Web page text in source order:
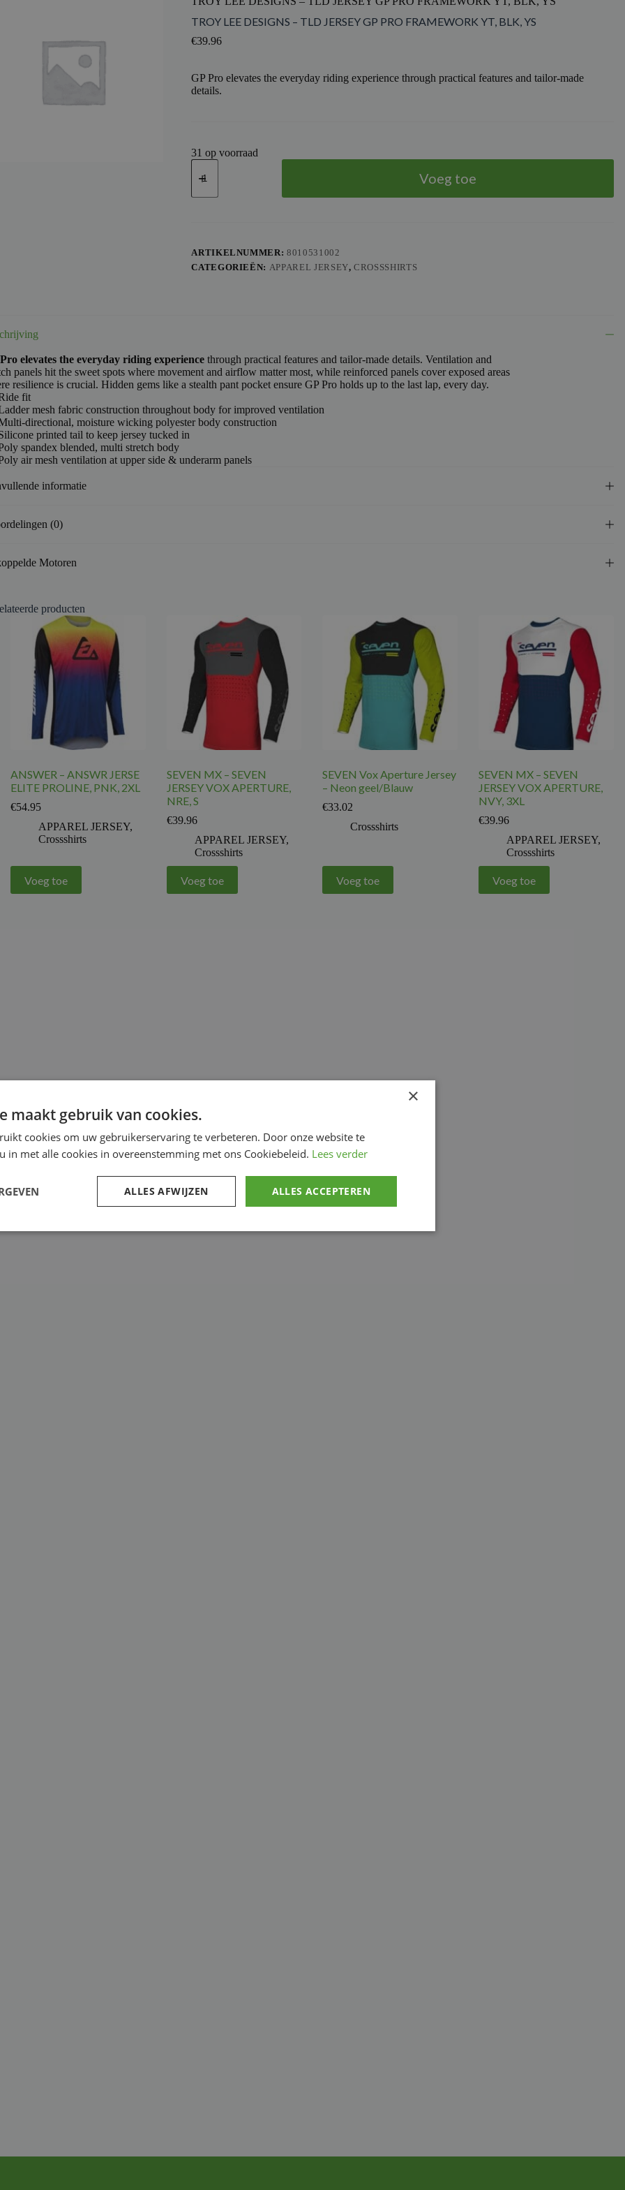
TROY LEE DESIGNS – TLD JERSEY GP PRO FRAMEWORK YT, BLK, YS
€39.96
GP Pro elevates the everyday riding experience through practical features and tailor-made
details.
31 op voorraad
TROY
LEE
-
PRO
FRAMEWORK
YT,
Voeg toe
ARTIKELNUMMER:8010531002
CATEGORIEËN: APPAREL JERSEY,CROSSSHIRTS
elevates the everyday riding experiencethrough practical features and tailor-made details. Ventilation and
panels hit the sweet spots where movement and airflow matter most, while reinforced panels cover exposed areas
resilience is crucial. Hidden gems like a stealth pant pocket ensure GP Pro holds up to the last lap, every day.
fit
mesh fabric construction throughout body for improved ventilation
directional, moisture wicking polyester body construction
printed tail to keep jersey tucked in
spandex blended, multi stretch body
air mesh ventilation at upper side & underarm panels
informatie
(0)
Motoren
producten
ANSWER – ANSWR JERSE
ELITE PROLINE, PNK, 2XL
€54.95
APPAREL JERSEY,
Crossshirts
Voeg toe
SEVEN MX – SEVEN
JERSEY VOX APERTURE,
NRE, S
€39.96
APPAREL JERSEY,
Crossshirts
Voeg toe
SEVEN Vox Aperture Jersey
– Neon geel/Blauw
€33.02
Crossshirts
Voeg toe
SEVEN MX – SEVEN
JERSEY VOX APERTURE,
NVY, 3XL
€39.96
APPAREL JERSEY,
Crossshirts
Voeg toe
×
maakt gebruik van cookies.
cookies om uw gebruikerservaring te verbeteren. Door onze website te
in met alle cookies in overeenstemming met ons Cookiebeleid. Lees verder
ALLES ACCEPTEREN
ALLES AFWIJZEN